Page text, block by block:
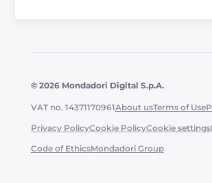
© 2026 Mondadori Digital S.p.A.
VAT no. 14371170961About usTerms of Use
Privacy PolicyCookie PolicyCookie settings
Code of EthicsMondadori Group